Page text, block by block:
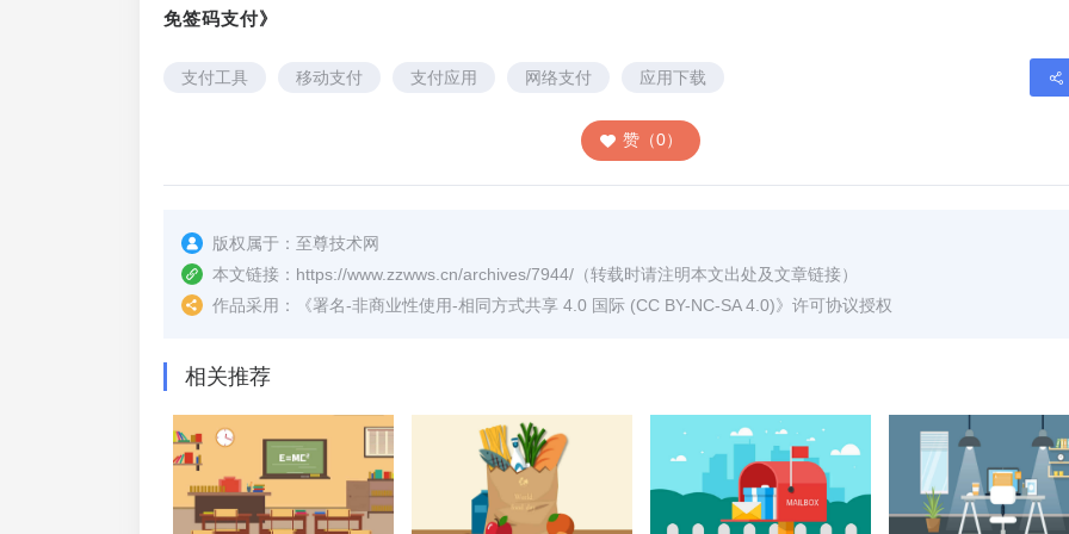
免签码支付》
支付工具 移动支付 支付应用 网络支付 应用下载
赞（0）
版权属于： 至尊技术网
本文链接： https://www.zzwws.cn/archives/7944/ （转载时请注明本文出处及文章链接）
作品采用：
《署名-非商业性使用-相同方式共享 4.0 国际 (CC BY-NC-SA 4.0)》许可协议授权
相关推荐